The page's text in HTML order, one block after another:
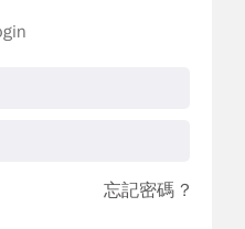
忘記密碼 ?